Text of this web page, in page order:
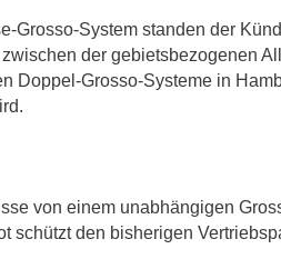
Grosso-System standen der
der gebietsbezogenen
Doppel-Grosso-Systeme in
von einem unabhängigen
schützt den bisherigen